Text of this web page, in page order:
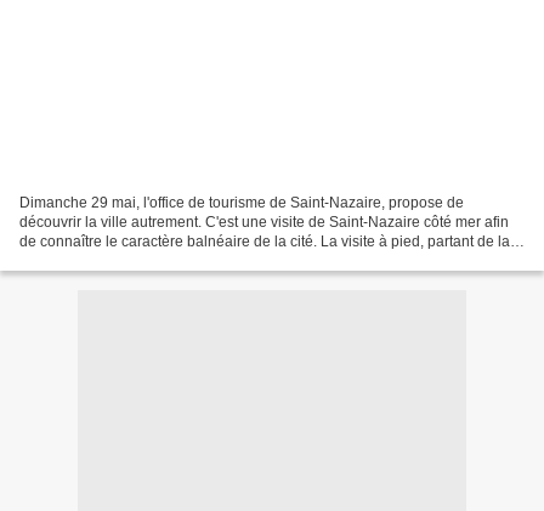
Dimanche 29 mai, l'office de tourisme de Saint-Nazaire, propose de
découvrir la ville autrement. C'est une visite de Saint-Nazaire côté mer afin
de connaître le caractère balnéaire de la cité. La visite à pied, partant de la